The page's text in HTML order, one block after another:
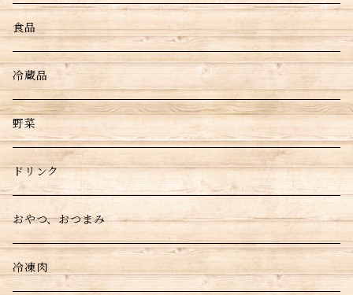
食品
冷蔵品
野菜
ドリンク
おやつ、おつまみ
冷凍肉